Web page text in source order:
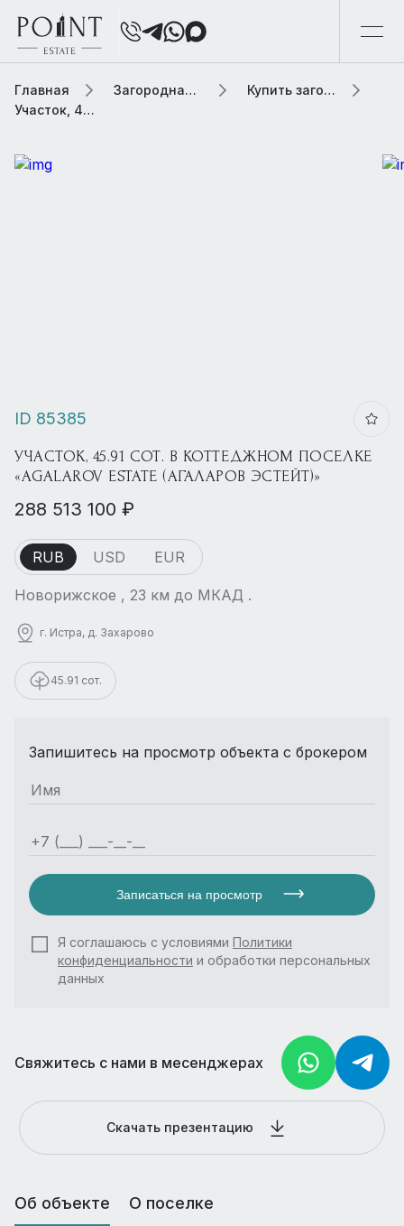
Главная Загородная элитная недвижимость
Купить загородную элитную недвижимость
Участок, 45.91 сот. В коттеджном поселке «Agalarov Estate (Агаларов Эстейт)»
ID 85385
УЧАСТОК, 45.91 СОТ. В КОТТЕДЖНОМ ПОСЕЛКЕ
«AGALAROV ESTATE (АГАЛАРОВ ЭСТЕЙТ)»
288 513 100 ₽
RUB USD EUR
Новорижское , 23 км до МКАД .
г. Истра, д. Захарово
45.91 сот.
Запишитесь на просмотр объекта с брокером
Записаться на просмотр
Я соглашаюсь с условиями Политики
конфиденциальности и обработки персональных
данных
Свяжитесь с нами в месенджерах
Скачать презентацию
Об объекте О поселке